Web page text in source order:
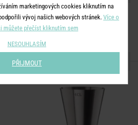
ZE SÉRIE
marketingových cookies kliknutím na
vývoj našich webových stránek. Více o
můžete přečíst kliknutím sem
NESOUHLASÍM
PŘIJMOUT